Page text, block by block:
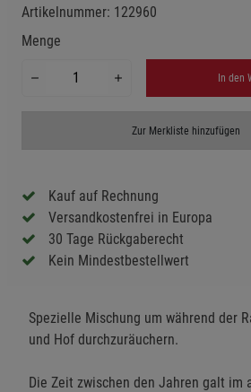
Artikelnummer: 122960
Menge
In den
Zur Merkliste hinzufügen
Kauf auf Rechnung
Versandkostenfrei in Europa
30 Tage Rückgaberecht
Kein Mindestbestellwert
Spezielle Mischung um während der
und Hof durchzuräuchern.
Die Zeit zwischen den Jahren galt im